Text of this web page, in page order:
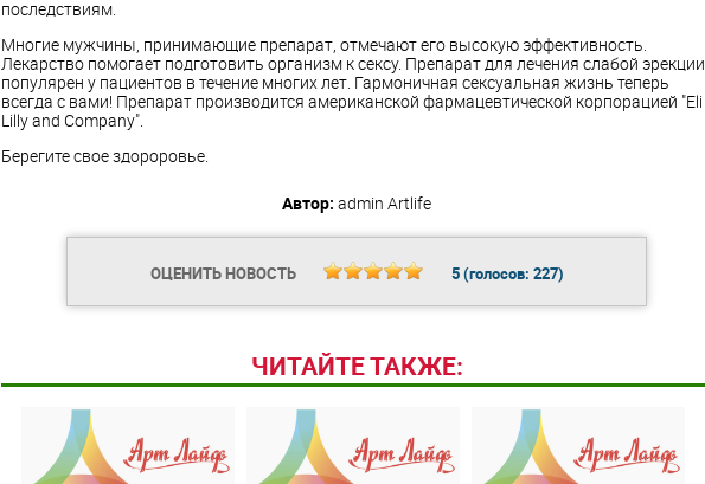
последствиям.
Многие мужчины, принимающие препарат, отмечают его высокую эффективность.
Лекарство помогает подготовить организм к сексу. Препарат для лечения слабой эрекции
популярен у пациентов в течение многих лет. Гармоничная сексуальная жизнь теперь
всегда с вами! Препарат производится американской фармацевтической корпорацией "Eli
Lilly and Company".
Берегите свое здороровье.
Автор: admin Artlife
ОЦЕНИТЬ НОВОСТЬ 5(голосов: 227)
ЧИТАЙТЕ ТАКЖЕ: